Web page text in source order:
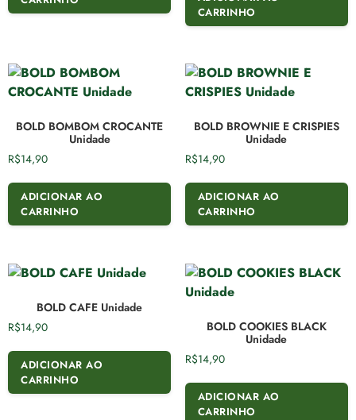
CARRINHO
BOLD BOMBOM CROCANTE
Unidade
R$14,90
ADICIONAR AO
CARRINHO
BOLD BROWNIE E CRISPIES
Unidade
R$14,90
ADICIONAR AO
CARRINHO
BOLD CAFE Unidade
R$14,90
ADICIONAR AO
CARRINHO
BOLD COOKIES BLACK
Unidade
R$14,90
ADICIONAR AO
CARRINHO